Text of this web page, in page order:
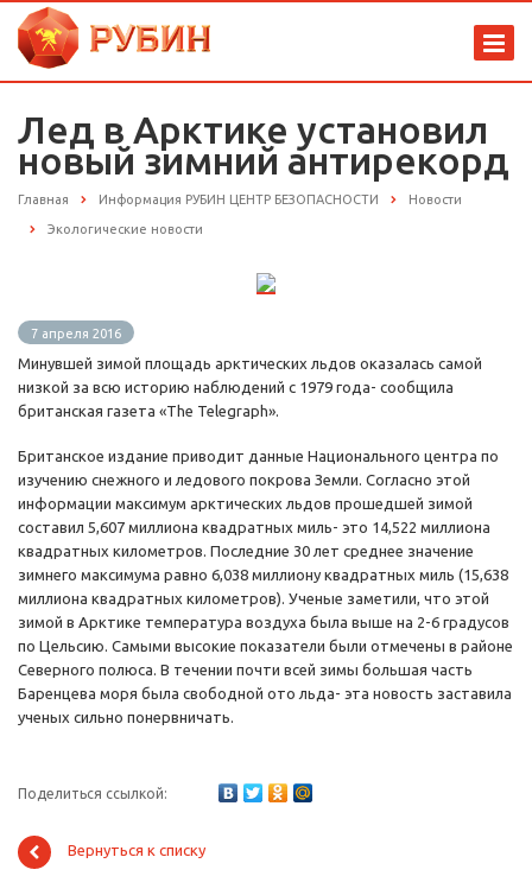
Лед в Арктике установил
новый зимний антирекорд
Главная Информация РУБИН ЦЕНТР БЕЗОПАСНОСТИ Новости
Экологические новости
7 апреля 2016
Минувшей зимой площадь арктических льдов оказалась самой
низкой за всю историю наблюдений с 1979 года- сообщила
британская газета «The Telegraph».
Британское издание приводит данные Национального центра по
изучению снежного и ледового покрова Земли. Согласно этой
информации максимум арктических льдов прошедшей зимой
составил 5,607 миллиона квадратных миль- это 14,522 миллиона
квадратных километров. Последние 30 лет среднее значение
зимнего максимума равно 6,038 миллиону квадратных миль (15,638
миллиона квадратных километров). Ученые заметили, что этой
зимой в Арктике температура воздуха была выше на 2-6 градусов
по Цельсию. Самыми высокие показатели были отмечены в районе
Северного полюса. В течении почти всей зимы большая часть
Баренцева моря была свободной ото льда- эта новость заставила
ученых сильно понервничать.
Поделиться ссылкой:
Вернуться к списку